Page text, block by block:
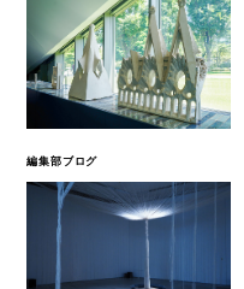
編集部ブログ